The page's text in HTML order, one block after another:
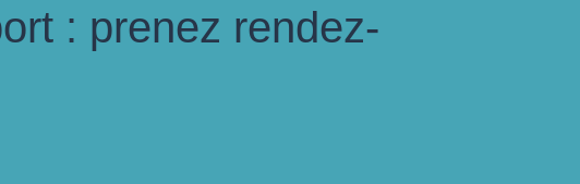
: prenez rendez-